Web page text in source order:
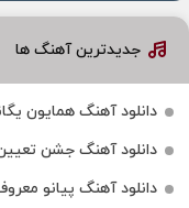
جدیدترین آهنگ ها
دانلود آهنگ همایون
دانلود آهنگ جشن
دانلود آهنگ پیانو